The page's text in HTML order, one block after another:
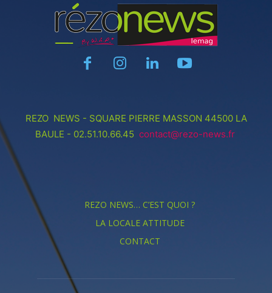
REZO NEWS - SQUARE PIERRE MASSON 44500 LA
BAULE - 02.51.10.66.45 contact@rezo-news.fr
REZO NEWS… C’EST QUOI ?
LA LOCALE ATTITUDE
CONTACT